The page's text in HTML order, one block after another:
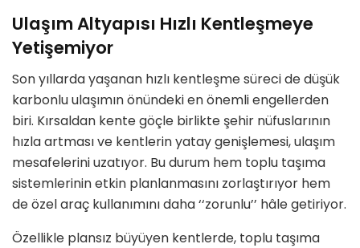
Ulaşım Altyapısı Hızlı Kentleşmeye
Yetişemiyor
Son yıllarda yaşanan hızlı kentleşme süreci de düşük
karbonlu ulaşımın önündeki en önemli engellerden
biri. Kırsaldan kente göçle birlikte şehir nüfuslarının
hızla artması ve kentlerin yatay genişlemesi, ulaşım
mesafelerini uzatıyor. Bu durum hem toplu taşıma
sistemlerinin etkin planlanmasını zorlaştırıyor hem
de özel araç kullanımını daha ‘‘zorunlu’’ hâle getiriyor.
Özellikle plansız büyüyen kentlerde, toplu taşıma